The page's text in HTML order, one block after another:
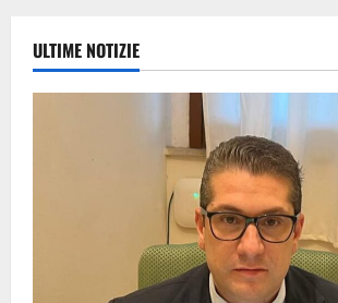
ULTIME NOTIZIE